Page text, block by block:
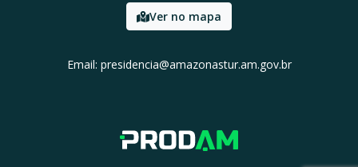
Ver no mapa
Email: presidencia@amazonastur.am.gov.br